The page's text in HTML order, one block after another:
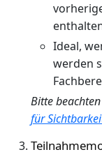
Ideal,
werden
Bitte
für